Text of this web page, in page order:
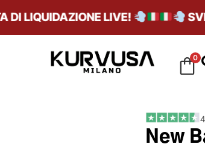
LIQUIDAZIONE LIVE!
0
New